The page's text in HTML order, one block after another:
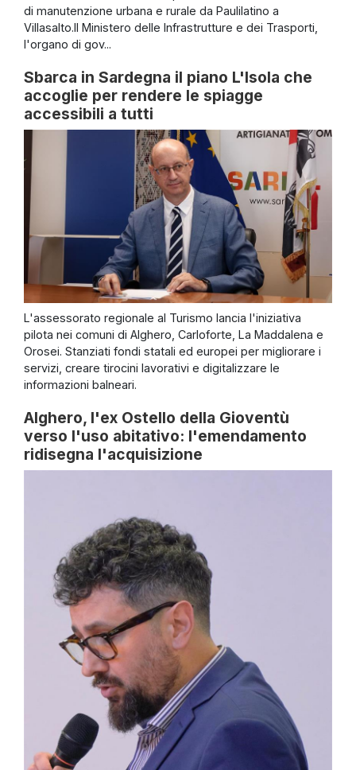
di manutenzione urbana e rurale da Paulilatino a
Villasalto.Il Ministero delle Infrastrutture e dei Trasporti,
l'organo di gov...
Sbarca in Sardegna il piano L'Isola che
accoglie per rendere le spiagge
accessibili a tutti
L'assessorato regionale al Turismo lancia l'iniziativa
pilota nei comuni di Alghero, Carloforte, La Maddalena e
Orosei. Stanziati fondi statali ed europei per migliorare i
servizi, creare tirocini lavorativi e digitalizzare le
informazioni balneari.
Alghero, l'ex Ostello della Gioventù
verso l'uso abitativo: l'emendamento
ridisegna l'acquisizione